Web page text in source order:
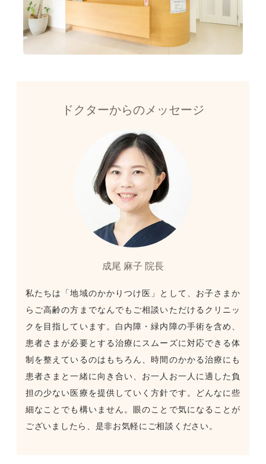
ドクターからのメッセージ
成尾 麻子 院長
私たちは「地域のかかりつけ医」として、お子さまか
らご高齢の方までなんでもご相談いただけるクリニッ
クを目指しています。白内障・緑内障の手術を含め、
患者さまが必要とする治療にスムーズに対応できる体
制を整えているのはもちろん、時間のかかる治療にも
患者さまと一緒に向き合い、お一人お一人に適した負
担の少ない医療を提供していく方針です。どんなに些
細なことでも構いません。眼のことで気になることが
ございましたら、是非お気軽にご相談ください。